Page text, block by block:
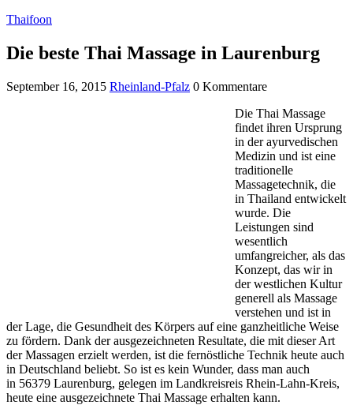
Thaifoon
Die beste Thai Massage in Laurenburg
September 16, 2015 Rheinland-Pfalz 0 Kommentare
Die Thai Massage
findet ihren Ursprung
in der ayurvedischen
Medizin und ist eine
traditionelle
Massagetechnik, die
in Thailand entwickelt
wurde. Die
Leistungen sind
wesentlich
umfangreicher, als das
Konzept, das wir in
der westlichen Kultur
generell als Massage
verstehen und ist in
der Lage, die Gesundheit des Körpers auf eine ganzheitliche Weise
zu fördern. Dank der ausgezeichneten Resultate, die mit dieser Art
der Massagen erzielt werden, ist die fernöstliche Technik heute auch
in Deutschland beliebt. So ist es kein Wunder, dass man auch
in 56379 Laurenburg, gelegen im Landkreisreis Rhein-Lahn-Kreis,
heute eine ausgezeichnete Thai Massage erhalten kann.